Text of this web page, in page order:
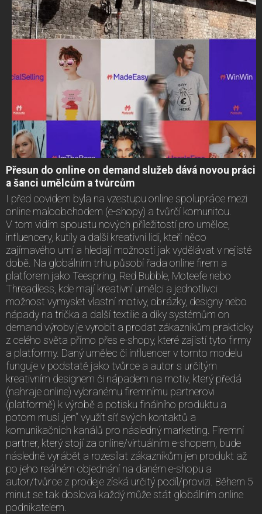
Přesun do online on demand služeb dává novou práci
a šanci umělcům a tvůrcům
I před covidem byla na vzestupu online spolupráce mezi
online maloobchodem (e-shopy) a tvůrčí komunitou.
V tom vidím spoustu nových příležitostí pro umělce,
influencery, kutily a další kreativní lidi, kteří něco
zajímavého umí a hledají možnosti jak vydělávat v nejisté
době. Na globálním trhu působí řada online firem a
platforem jako Teespring, Red Bubble, Moteefe nebo
Threadless, kde mají kreativní umělci a jednotlivci
možnost vymyslet vlastní motivy, obrázky, designy nebo
nápady na trička a další textilie a díky systémům on
demand výroby je vyrobit a prodat zákazníkům prakticky
z celého světa přímo přes e-shopy, které zajistí tyto firmy
a platformy. Daný umělec či influencer v tomto modelu
funguje v podstatě jako tvůrce a autor s určitým
kreativním designem či nápadem na motiv, který předá
(nahraje online) vybranému firemnímu partnerovi
(platformě) k výrobě a potisku finálního produktu a
potom musí „jen“ využít síť svých kontaktů a
komunikačních kanálů pro následný marketing. Firemní
partner, který stojí za online/virtuálním e-shopem, bude
následně vyrábět a rozesílat zákazníkům jen produkt až
po jeho reálném objednání na daném e-shopu a
autor/tvůrce z prodeje získá určitý podíl/provizi. Během 5
minut se tak doslova každý může stát globálním online
podnikatelem.